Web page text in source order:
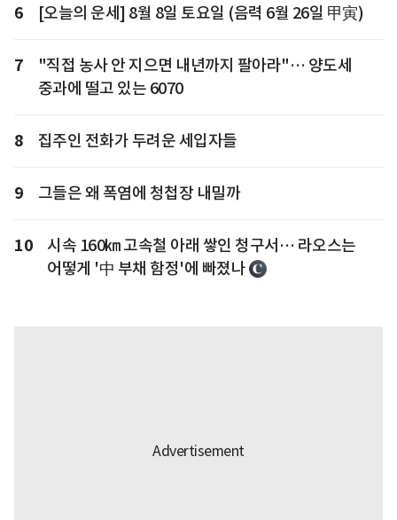
6 [오늘의 운세] 8월 8일 토요일 (음력 6월 26일 甲寅)
7
"직접 농사 안 지으면 내년까지 팔아라"… 양도세
중과에 떨고 있는 6070
8 집주인 전화가 두려운 세입자들
9 그들은 왜 폭염에 청첩장 내밀까
10
시속 160㎞ 고속철 아래 쌓인 청구서… 라오스는
어떻게 '中 부채 함정'에 빠졌나